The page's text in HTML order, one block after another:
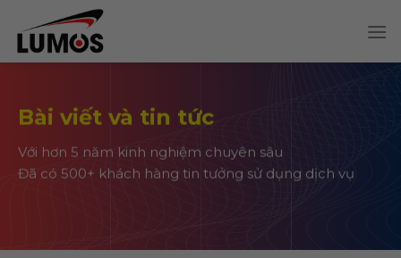
content
Bài viết và tin tức
Với hơn 5 năm kinh nghiệm chuyên sâu
Đã có 500+ khách hàng tin tưởng sử dụng dịch vụ